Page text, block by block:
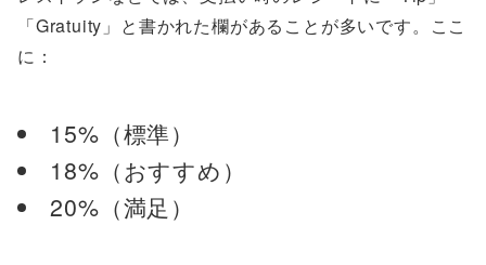
「Gratuity」と書かれた欄があることが多いです。ここ
に：
15%（標準）
18%（おすすめ）
20%（満足）